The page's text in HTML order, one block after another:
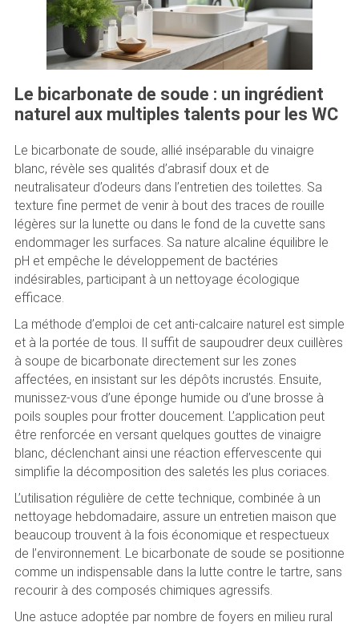
Le bicarbonate de soude : un ingrédient
naturel aux multiples talents pour les WC
Le bicarbonate de soude, allié inséparable du vinaigre
blanc, révèle ses qualités d’abrasif doux et de
neutralisateur d’odeurs dans l’entretien des toilettes. Sa
texture fine permet de venir à bout des traces de rouille
légères sur la lunette ou dans le fond de la cuvette sans
endommager les surfaces. Sa nature alcaline équilibre le
pH et empêche le développement de bactéries
indésirables, participant à un nettoyage écologique
efficace.
La méthode d’emploi de cet anti-calcaire naturel est simple
et à la portée de tous. Il suffit de saupoudrer deux cuillères
à soupe de bicarbonate directement sur les zones
affectées, en insistant sur les dépôts incrustés. Ensuite,
munissez-vous d’une éponge humide ou d’une brosse à
poils souples pour frotter doucement. L’application peut
être renforcée en versant quelques gouttes de vinaigre
blanc, déclenchant ainsi une réaction effervescente qui
simplifie la décomposition des saletés les plus coriaces.
L’utilisation régulière de cette technique, combinée à un
nettoyage hebdomadaire, assure un entretien maison que
beaucoup trouvent à la fois économique et respectueux
de l’environnement. Le bicarbonate de soude se positionne
comme un indispensable dans la lutte contre le tartre, sans
recourir à des composés chimiques agressifs.
Une astuce adoptée par nombre de foyers en milieu rural